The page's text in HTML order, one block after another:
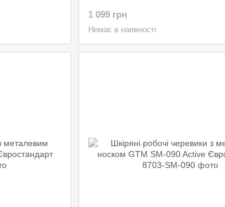
1 099 грн
Немає в наявності